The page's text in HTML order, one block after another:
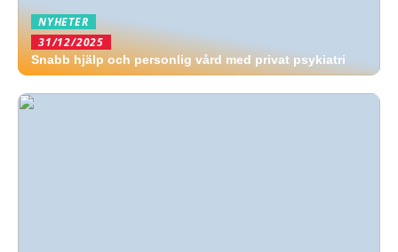
NYHETER
31/12/2025
Snabb hjälp och personlig vård med privat psykiatri